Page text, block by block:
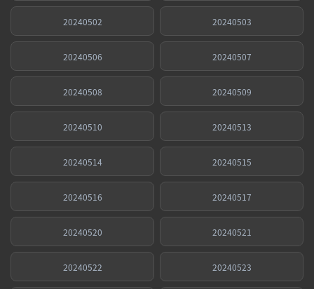
20240502 20240503
20240506 20240507
20240508 20240509
20240510 20240513
20240514 20240515
20240516 20240517
20240520 20240521
20240522 20240523